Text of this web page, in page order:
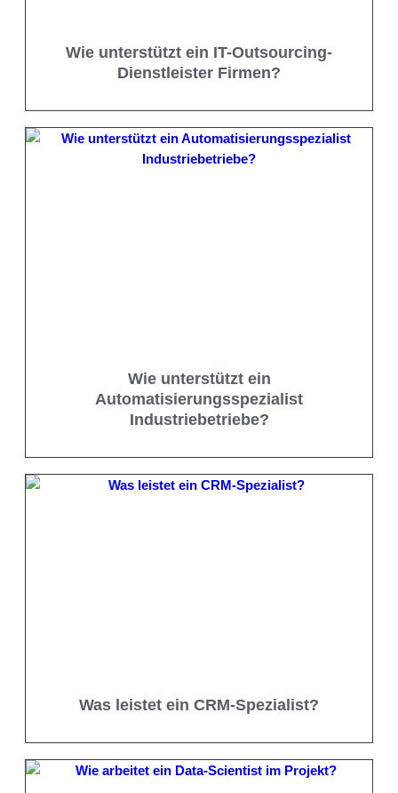
Wie unterstützt ein IT-Outsourcing-
Dienstleister Firmen?
Wie unterstützt ein
Automatisierungsspezialist
Industriebetriebe?
Was leistet ein CRM-Spezialist?